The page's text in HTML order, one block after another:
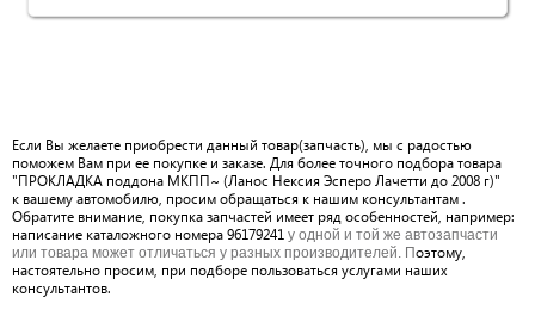
Если Вы желаете приобрести данный товар(запчасть), мы с радостью
поможем Вам при ее покупке и заказе. Для более точного подбора товара
"ПРОКЛАДКА поддона МКПП~ (Ланос Нексия Эсперо Лачетти до 2008 г)"
к вашему автомобилю, просим обращаться к нашим консультантам .
Обратите внимание, покупка запчастей имеет ряд особенностей, например:
написание каталожного номера 96179241 у одной и той же автозапчасти
или товара может отличаться у разных производителей. Поэтому,
настоятельно просим, при подборе пользоваться услугами наших
консультантов.